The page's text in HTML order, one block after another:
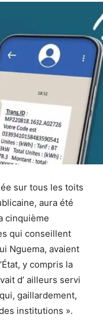
sur tous les toits
aura été
cinquième
qui conseillent
Nguema, avaient
y compris la
d’ ailleurs servi
gaillardement,
institutions ».